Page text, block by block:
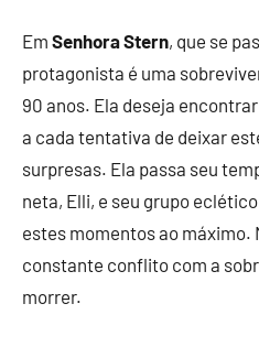
Em Senhora Stern, que se
protagonista é uma
90 anos. Ela deseja
a cada tentativa de deixar
surpresas. Ela passa seu
neta, Elli, e seu grupo
estes momentos ao máximo.
constante conflito com a
morrer.